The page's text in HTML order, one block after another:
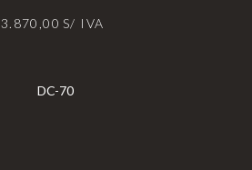
3.870,00 S/ IVA